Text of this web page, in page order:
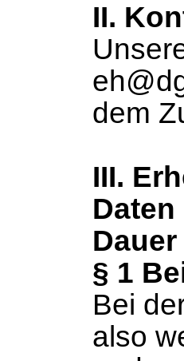
II.
dem
III.
§ 1
Bei
also